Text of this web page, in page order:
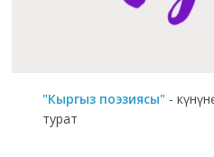
"Кыргыз поэзиясы" -
турат